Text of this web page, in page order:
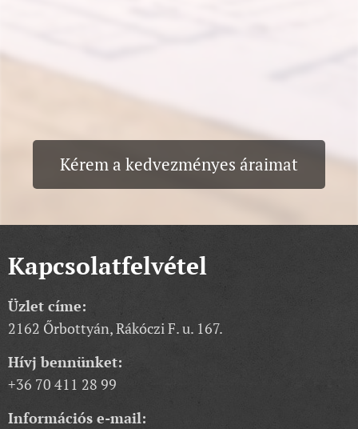
Kérem a kedvezményes áraimat
Kapcsolatfelvétel
Üzlet címe:
2162 Őrbottyán, Rákóczi F. u. 167.
Hívj bennünket:
+36 70 411 28 99
Információs e-mail: